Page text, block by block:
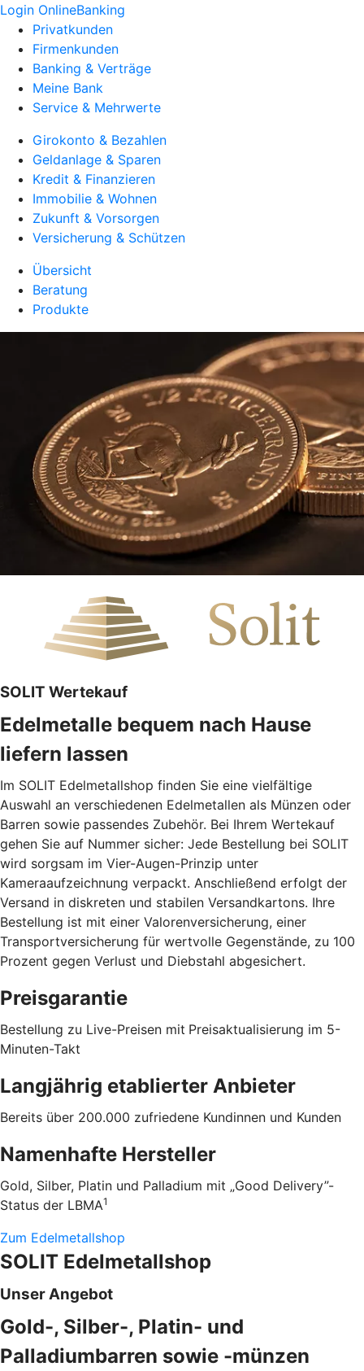
Login OnlineBanking
Privatkunden
Firmenkunden
Banking & Verträge
Meine Bank
Service & Mehrwerte
Girokonto & Bezahlen
Geldanlage & Sparen
Kredit & Finanzieren
Immobilie & Wohnen
Zukunft & Vorsorgen
Versicherung & Schützen
Übersicht
Beratung
Produkte
SOLIT Wertekauf
Edelmetalle bequem nach Hause
liefern lassen
Im SOLIT Edelmetallshop finden Sie eine vielfältige
Auswahl an verschiedenen Edelmetallen als Münzen oder
Barren sowie passendes Zubehör. Bei Ihrem Wertekauf
gehen Sie auf Nummer sicher: Jede Bestellung bei SOLIT
wird sorgsam im Vier-Augen-Prinzip unter
Kameraaufzeichnung verpackt. Anschließend erfolgt der
Versand in diskreten und stabilen Versandkartons. Ihre
Bestellung ist mit einer Valorenversicherung, einer
Transportversicherung für wertvolle Gegenstände, zu 100
Prozent gegen Verlust und Diebstahl abgesichert.
Preisgarantie
Bestellung zu Live-Preisen mit Preisaktualisierung im 5-
Minuten-Takt
Langjährig etablierter Anbieter
Bereits über 200.000 zufriedene Kundinnen und Kunden
Namenhafte Hersteller
Gold, Silber, Platin und Palladium mit „Good Delivery”-
Status der LBMA1
Zum Edelmetallshop
SOLIT Edelmetallshop
Unser Angebot
Gold-, Silber-, Platin- und
Palladiumbarren sowie -münzen